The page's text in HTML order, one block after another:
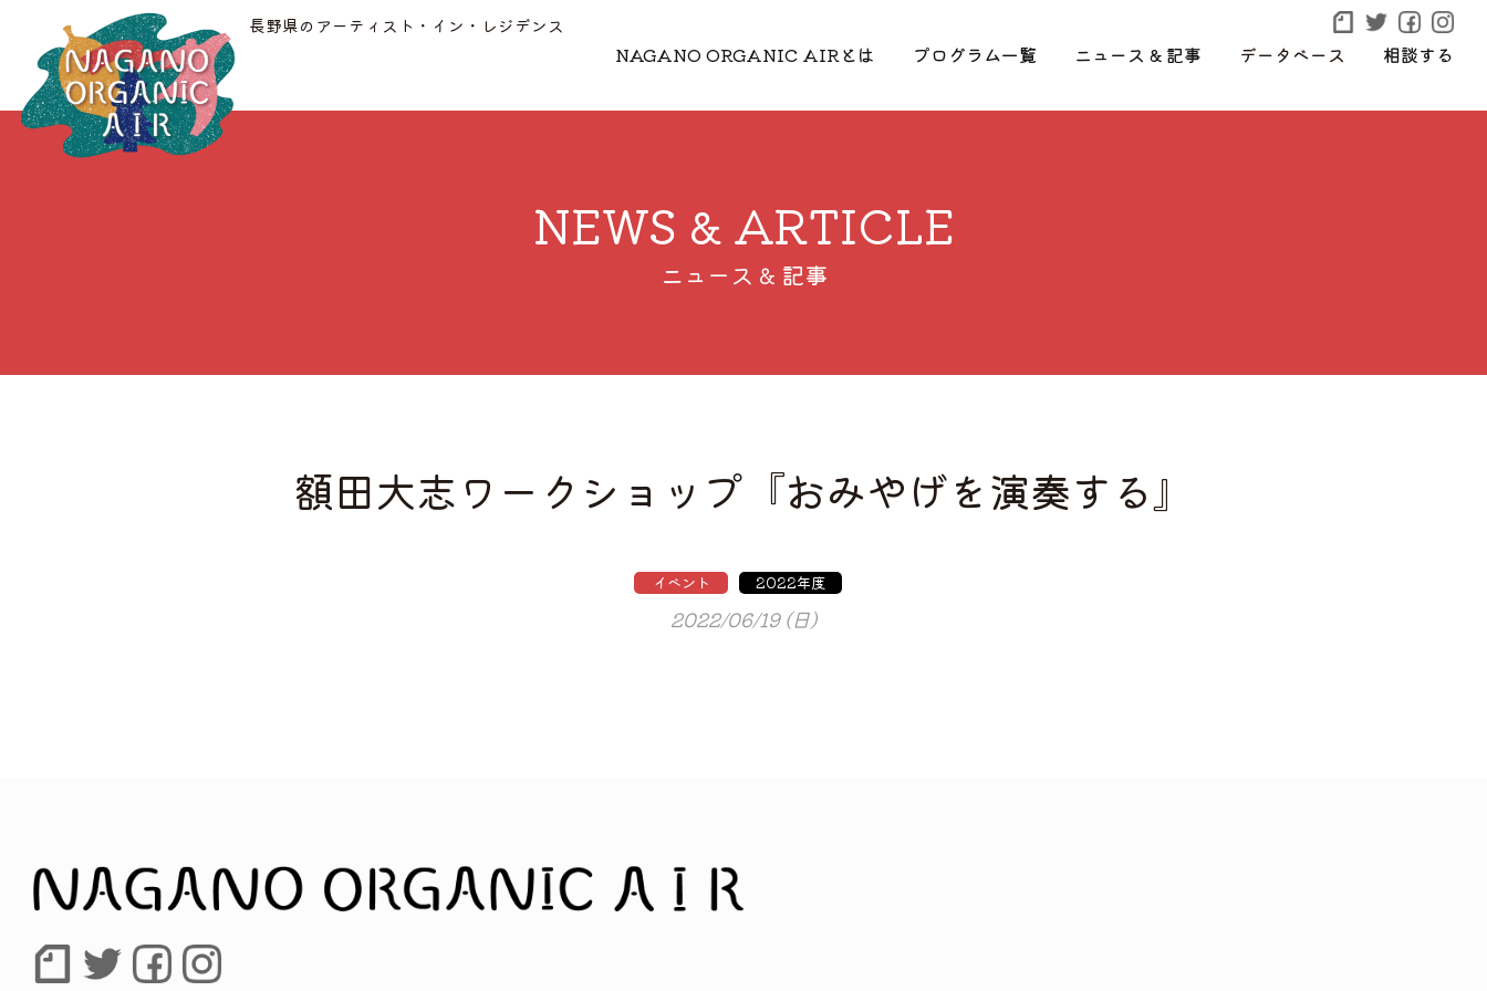
長野県のアーティスト・イン・レジデンス
NAGANO ORGANIC AIRとは プログラム一覧 ニュース & 記事 データベース 相談する
NEWS & ARTICLE
ニュース & 記事
額田大志ワークショップ『おみやげを演奏する』
イベント 2022年度
2022/06/19 (日)